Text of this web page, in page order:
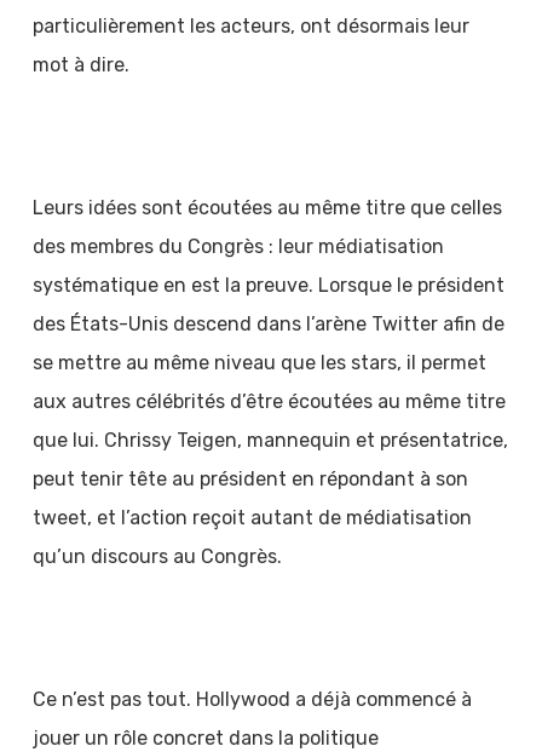
particulièrement les acteurs, ont désormais leur
mot à dire.
Leurs idées sont écoutées au même titre que celles
des membres du Congrès : leur médiatisation
systématique en est la preuve. Lorsque le président
des États-Unis descend dans l’arène Twitter afin de
se mettre au même niveau que les stars, il permet
aux autres célébrités d’être écoutées au même titre
que lui. Chrissy Teigen, mannequin et présentatrice,
peut tenir tête au président en répondant à son
tweet, et l’action reçoit autant de médiatisation
qu’un discours au Congrès.
Ce n’est pas tout. Hollywood a déjà commencé à
jouer un rôle concret dans la politique